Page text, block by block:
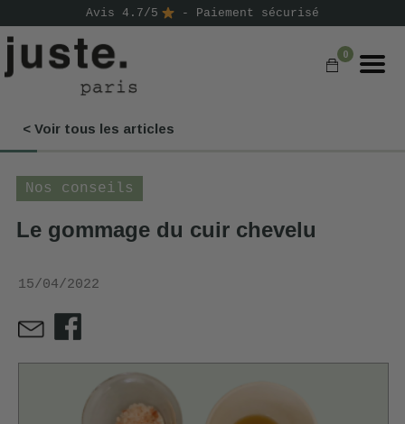
Avis 4.7/5 - Paiement sécurisé
0
< Voir tous les articles
Nos conseils
Le gommage du cuir chevelu
15/04/2022
COMMANDER
NOS PRODUITS
D'ESSAI
CONSEILS